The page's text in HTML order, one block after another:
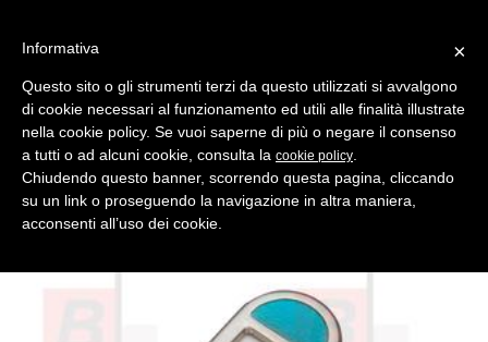
Indietro
PORTACHIAVI > SEGNA CHIAVI METALLO
targhetta port.met.+ smalto nk q/50
Confezione da 50 Pezzi e Multipli di 50 - Le Confezioni non Sono
×
Informativa
Questo sito o gli strumenti terzi da questo utilizzati si avvalgono
di cookie necessari al funzionamento ed utili alle finalità illustrate
nella cookie policy. Se vuoi saperne di più o negare il consenso
a tutti o ad alcuni cookie, consulta la cookie policy
Chiudendo questo banner, scorrendo questa pagina, cliccando
su un link o proseguendo la navigazione in altra maniera,
acconsenti all’uso dei cookie.